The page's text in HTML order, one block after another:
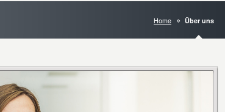
Home Über uns